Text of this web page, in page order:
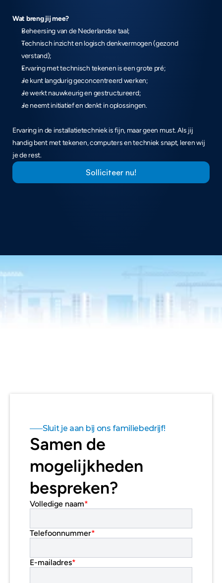
Wat breng jij mee?
Beheersing van de Nederlandse taal;
Technisch inzicht en logisch denkvermogen (gezond
verstand);
Ervaring met technisch tekenen is een grote pré;
Je kunt langdurig geconcentreerd werken;
Je werkt nauwkeurig en gestructureerd;
Je neemt initiatief en denkt in oplossingen.
Ervaring in de installatietechniek is fijn, maar geen must. Als jij
handig bent met tekenen, computers en techniek snapt, leren wij
je de rest.
Solliciteer nu!
Sluit je aan bij ons familiebedrijf!
Samen de
mogelijkheden
bespreken?
Volledige naam*
Telefoonnummer*
E-mailadres*